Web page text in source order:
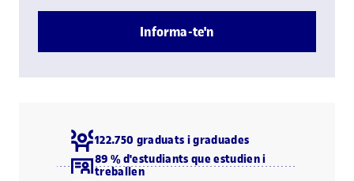
Informa-te'n
122.750 graduats i graduades
89 % d'estudiants que estudien i
treballen